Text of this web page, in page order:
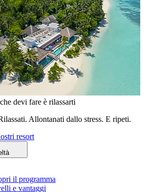
devi fare è rilassarti
Allontanati dallo stress. E ripeti.
resort
il programma
e vantaggi